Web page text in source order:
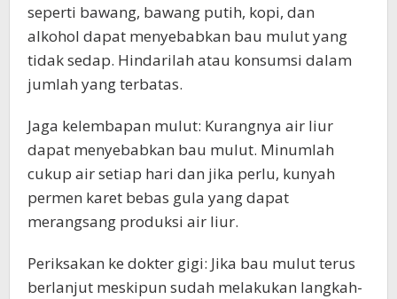
seperti bawang, bawang putih, kopi, dan
alkohol dapat menyebabkan bau mulut yang
tidak sedap. Hindarilah atau konsumsi dalam
jumlah yang terbatas.
Jaga kelembapan mulut: Kurangnya air liur
dapat menyebabkan bau mulut. Minumlah
cukup air setiap hari dan jika perlu, kunyah
permen karet bebas gula yang dapat
merangsang produksi air liur.
Periksakan ke dokter gigi: Jika bau mulut terus
berlanjut meskipun sudah melakukan langkah-